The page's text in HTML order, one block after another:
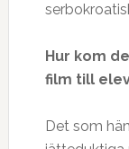
Hur kom
film till
Det som